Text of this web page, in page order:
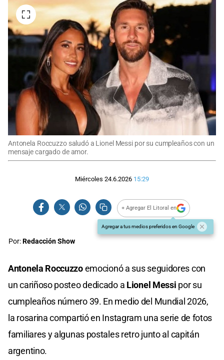
Antonela Roccuzzo saludó a Lionel Messi por su cumpleaños con un
mensaje cargado de amor.
Miércoles 24.6.2026 15:29
+ Agregar El Litoral en
Agregar a tus medios preferidos en Google
Por:Redacción Show
Antonela Roccuzzoemocionó a sus seguidores con
un cariñoso posteo dedicado a Lionel Messi por su
cumpleaños número 39. En medio del Mundial 2026,
la rosarina compartió en Instagram una serie de fotos
familiares y algunas postales retro junto al capitán
argentino.